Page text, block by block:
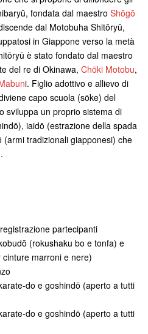
fondata dal maestro Shōgō
dal Motobuha Shitōryū,
in Giappone verso la metà
è stato fondato dal maestro
del re di Okinawa, Chōki Motobu,
i. Figlio adottivo e allievo di
capo scuola (sōke) del
sviluppa un proprio sistema di
iaidō (estrazione della spada
tradizionali giapponesi) che
partecipanti
(rokushaku bo e tonfa) e
marroni e nere)
do e goshindō (aperto a tutti
do e goshindō (aperto a tutti